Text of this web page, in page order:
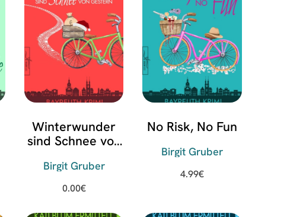
Winterwunder
sind Schnee von
Birgit Gruber
0.00€
No Risk, No Fun
Birgit Gruber
4.99€